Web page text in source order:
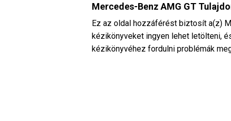
Mercedes-Benz AMG GT
Ez az oldal hozzáférést biztosít a(z)
kézikönyveket ingyen lehet letölteni,
kézikönyvéhez fordulni problémák